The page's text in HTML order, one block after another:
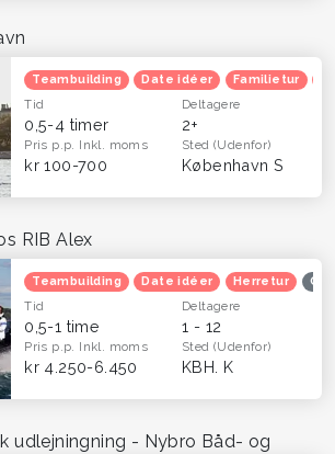
Teambuilding Date idéer Familietur
Tid
0,5-4 timer
Deltagere
2+
Pris p.p. Inkl. moms
kr 100-700
Sted(Udenfor)
København S
RIB Alex
Teambuilding Date idéer Herretur
Tid
0,5-1 time
Deltagere
1 - 12
Pris p.p. Inkl. moms
kr 4.250-6.450
Sted(Udenfor)
KBH. K
udlejningning - Nybro Båd- og